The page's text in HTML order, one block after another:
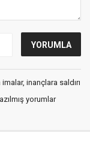
inançlara saldırı
yorumlar